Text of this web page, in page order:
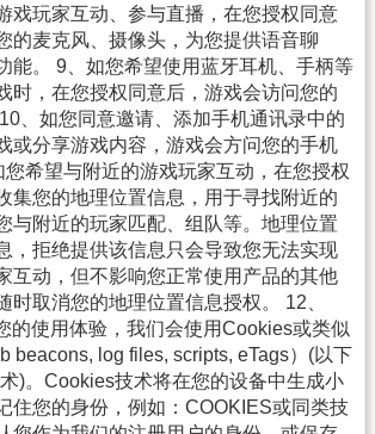
戏玩家互动、参与直播，在您授权同意
的麦克风、摄像头，为您提供语音聊
能。 9、如您希望使用蓝牙耳机、手柄等
时，在您授权同意后，游戏会访问您的
、如您同意邀请、添加手机通讯录中的
或分享游戏内容，游戏会方问您的手机
希望与附近的游戏玩家互动，在您授权
集您的地理位置信息，用于寻找附近的
与附近的玩家匹配、组队等。地理位置
，拒绝提供该信息只会导致您无法实现
互动，但不影响您正常使用产品的其他
时取消您的地理位置信息授权。 12、
的使用体验，我们会使用Cookies或类似
beacons, log files, scripts, eTags）(以下
)。Cookies技术将在您的设备中生成小
住您的身份，例如：COOKIES或同类技